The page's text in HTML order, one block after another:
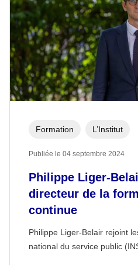
Philippe Liger-
directeur de la
continue
Philippe Liger-Belair rejoint
national du service public
Formation L’Institut
Publiée le 04 septembre 2024